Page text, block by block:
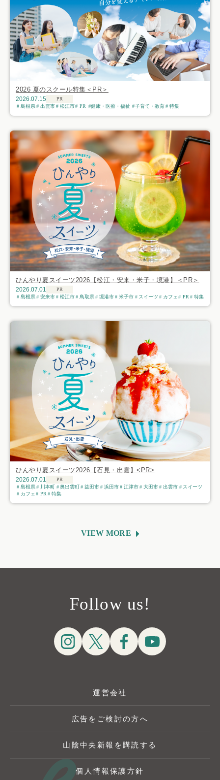
2026 夏のスクール特集＜PR＞
2026.07.15
PR
島根県
出雲市 松江市 PR 健康・医療・福祉 子育て・教育 特集
ひんやり夏スイーツ2026【松江・安来・米子・境港】＜PR＞
2026.07.01
PR
島根県
安来市 松江市 鳥取県 境港市 米子市 スイーツ カフェ PR 特集
ひんやり夏スイーツ2026【石見・出雲】<PR>
2026.07.01
PR
島根県
川本町 奥出雲町 益田市 浜田市 江津市 大田市 出雲市
スイーツ
カフェ
PR 特集
VIEW MORE
Follow us!
運営会社
広告をご検討の方へ
山陰中央新報を購読する
個人情報保護方針